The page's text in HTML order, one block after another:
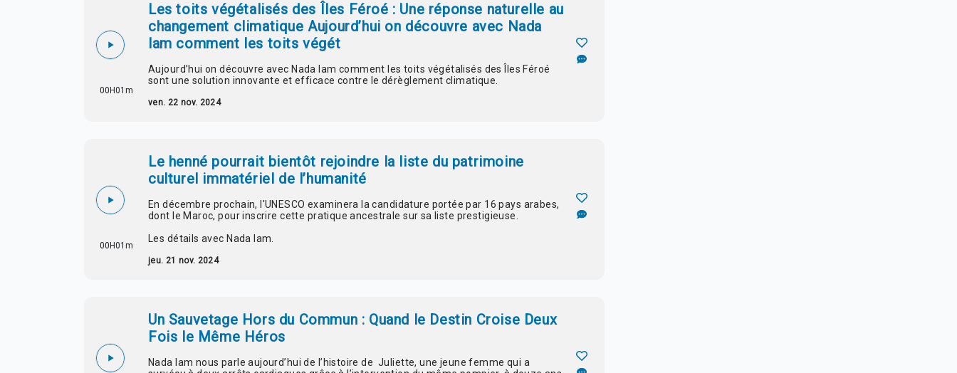
00H01m
Les toits végétalisés des Îles Féroé : Une réponse naturelle au
changement climatique Aujourd’hui on découvre avec Nada
lam comment les toits végét
Aujourd’hui on découvre avec Nada lam comment les toits végétalisés des Îles Féroé
sont une solution innovante et efficace contre le dérèglement climatique.
ven. 22 nov. 2024
00H01m
Le henné pourrait bientôt rejoindre la liste du patrimoine
culturel immatériel de l’humanité
En décembre prochain, l'UNESCO examinera la candidature portée par 16 pays arabes,
dont le Maroc, pour inscrire cette pratique ancestrale sur sa liste prestigieuse.
Les détails avec Nada lam.
jeu. 21 nov. 2024
Un Sauvetage Hors du Commun : Quand le Destin Croise Deux
Fois le Même Héros
Nada lam nous parle aujourd’hui de l’histoire de Juliette, une jeune femme qui a